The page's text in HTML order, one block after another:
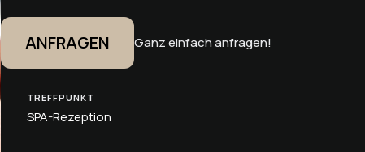
ANFRAGEN Ganz einfach anfragen!
TREFFPUNKT
SPA-Rezeption